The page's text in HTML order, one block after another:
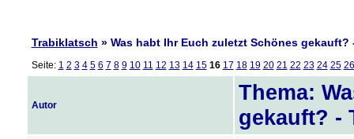
Trabiklatsch » Was habt Ihr Euch zuletzt Schönes gekauft?
Seite: 1 2 3 4 5 6 7 8 9 10 11 12 13 14 15 16 17 18 19 20 21 22 23 24 25 26
Autor
Thema:
gekauft? -